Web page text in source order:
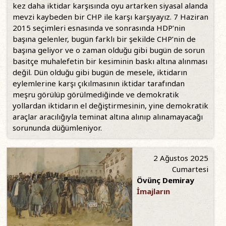
kez daha iktidar karşısında oyu artarken siyasal alanda
mevzi kaybeden bir CHP ile karşı karşıyayız. 7 Haziran
2015 seçimleri esnasında ve sonrasında HDP’nin
başına gelenler, bugün farklı bir şekilde CHP’nin de
başına geliyor ve o zaman olduğu gibi bugün de sorun
basitçe muhalefetin bir kesiminin baskı altına alınması
değil. Dün olduğu gibi bugün de mesele, iktidarın
eylemlerine karşı çıkılmasının iktidar tarafından
meşru görülüp görülmediğinde ve demokratik
yollardan iktidarın el değiştirmesinin, yine demokratik
araçlar aracılığıyla teminat altına alınıp alınamayacağı
sorununda düğümleniyor.
2 Ağustos 2025
Cumartesi
Övünç Demiray
İmajların